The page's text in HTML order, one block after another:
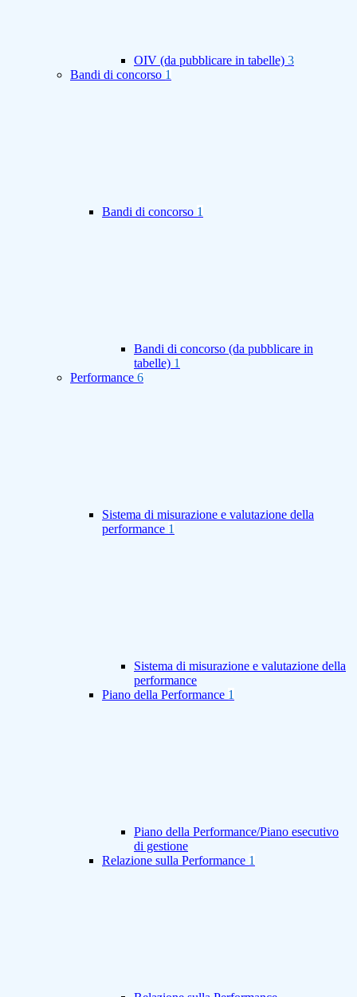
OIV (da pubblicare in tabelle) 3
Bandi di concorso 1
Bandi di concorso 1
Bandi di concorso (da pubblicare in
tabelle) 1
Performance 6
Sistema di misurazione e valutazione della
performance 1
Sistema di misurazione e valutazione della
performance
Piano della Performance 1
Piano della Performance/Piano esecutivo
di gestione
Relazione sulla Performance 1